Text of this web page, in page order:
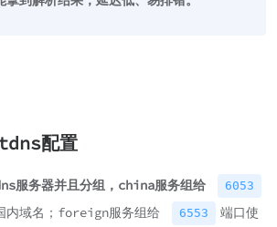
配置
服务器并且分组，china服务组给 6053
内域名；foreign服务组给 6553
端口使